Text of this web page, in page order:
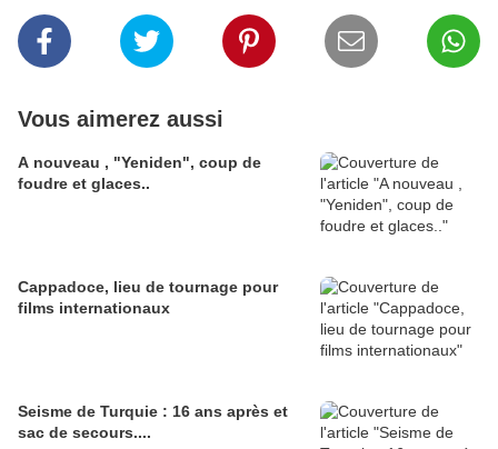
Vous aimerez aussi
A nouveau , "Yeniden", coup de
foudre et glaces..
Cappadoce, lieu de tournage pour
films internationaux
Seisme de Turquie : 16 ans après et
sac de secours....